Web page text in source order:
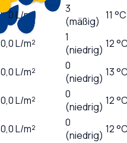
0,0 L/m²
3
(mäßig) 11 °C
0,0L/m²
1
(niedrig) 12
0,0L/m²
0
(niedrig) 13
0,0L/m²
0
(niedrig) 12
0,0L/m²
0
(niedrig) 12